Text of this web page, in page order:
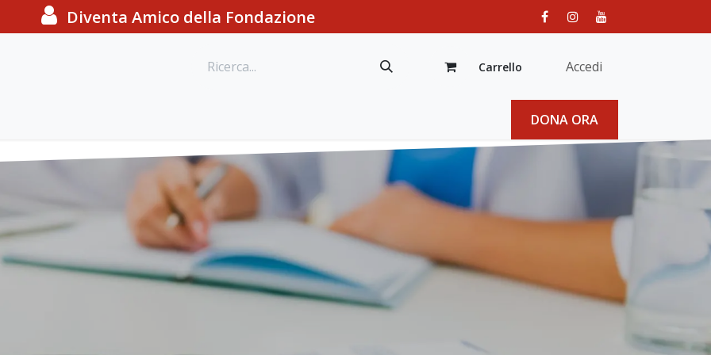
Diventa Amico della Fondazione
Carrello Accedi
DONA ORA